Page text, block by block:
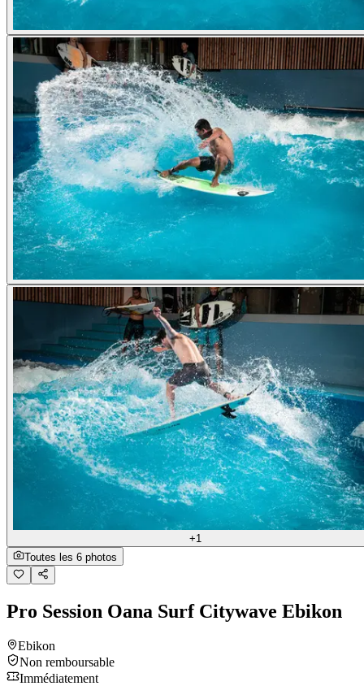
+1
Toutes les 6 photos
Pro Session Oana Surf Citywave Ebikon
Ebikon
Non remboursable
Immédiatement